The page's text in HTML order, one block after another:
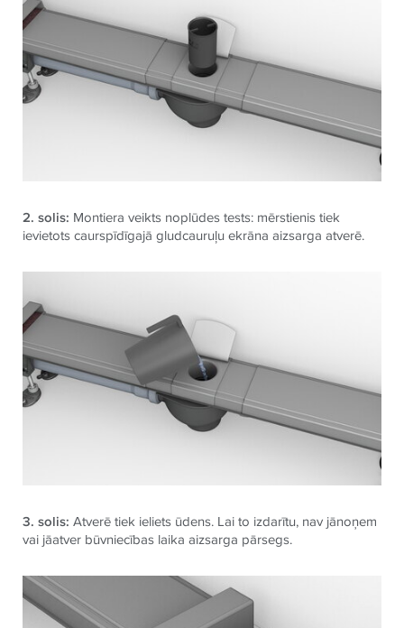
2. solis: Montiera veikts noplūdes tests: mērstienis tiek
ievietots caurspīdīgajā gludcauruļu ekrāna aizsarga atverē.
3. solis: Atverē tiek ieliets ūdens. Lai to izdarītu, nav jānoņem
vai jāatver būvniecības laika aizsarga pārsegs.